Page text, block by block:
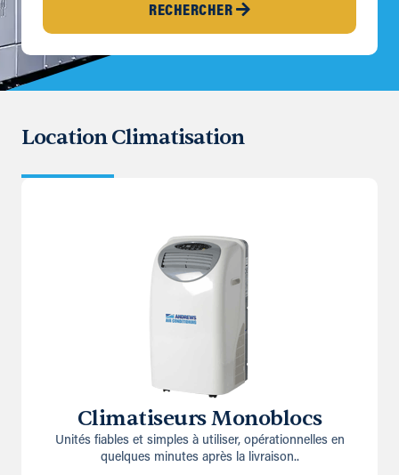
RECHERCHER
Location Climatisation
Climatiseurs Monoblocs
Unités fiables et simples à utiliser, opérationnelles en
quelques minutes après la livraison..